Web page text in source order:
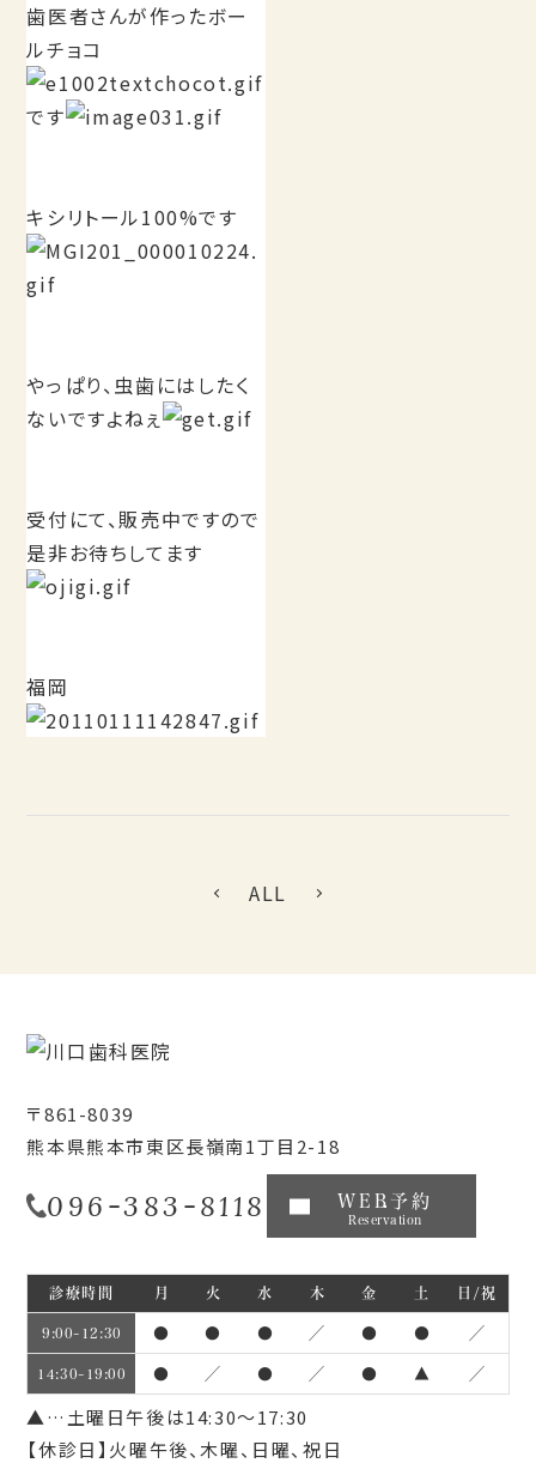
歯医者さんが作ったボー
ルチョコ
です
キシリトール100%です
やっぱり、虫歯にはしたく
ないですよねぇ
受付にて、販売中ですので
是非お待ちしてます
福岡
ALL
〒861-8039
熊本県熊本市東区長嶺南1丁目2-18
096-383-8118 WEB予約
Reservation
診療時間 月 火 水 木 金 土 日/祝
9:00~12:30 ● ● ● ／ ● ● ／
14:30~19:00 ● ／ ● ／ ● ▲ ／
▲…土曜日午後は14:30～17:30
【休診日】火曜午後、木曜、日曜、祝日